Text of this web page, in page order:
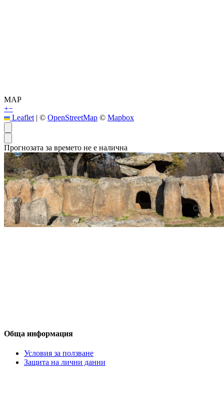
MAP
+−
Leaflet | © OpenStreetMap © Mapbox
Прогнозата за времето не е налична
Обща информация
Условия за ползване
Защита на лични данни